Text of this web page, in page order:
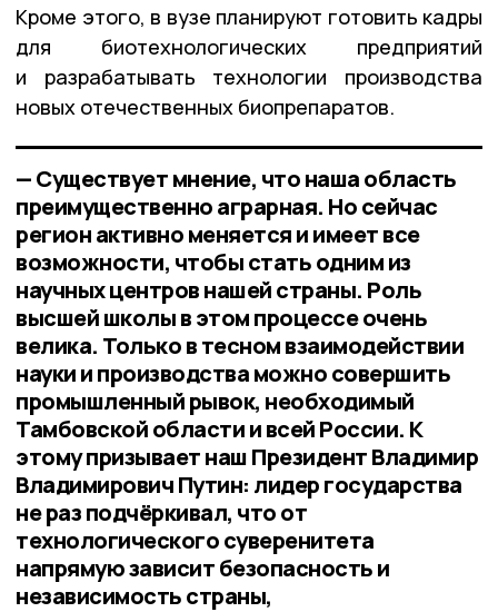
Кроме этого, в вузе планируют готовить кадры
для биотехнологических предприятий
и разрабатывать технологии производства
новых отечественных биопрепаратов.
— Существует мнение, что наша область
преимущественно аграрная. Но сейчас
регион активно меняется и имеет все
возможности, чтобы стать одним из
научных центров нашей страны. Роль
высшей школы в этом процессе очень
велика. Только в тесном взаимодействии
науки и производства можно совершить
промышленный рывок, необходимый
Тамбовской области и всей России. К
этому призывает наш Президент Владимир
Владимирович Путин: лидер государства
не раз подчёркивал, что от
технологического суверенитета
напрямую зависит безопасность и
независимость страны,